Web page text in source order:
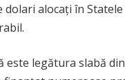
dolari alocați în
este legătura slabă